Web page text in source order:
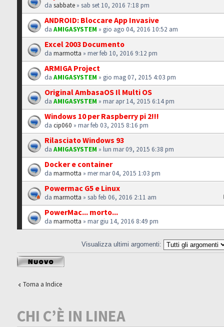
dasabbate » sab set 10, 2016 7:18 pm
ANDROID: Bloccare App Invasive
daAMIGASYSTEM » gio ago 04, 2016 10:52 am
Excel 2003 Documento
damarmotta » mer feb 10, 2016 9:12 pm
ARMIGA Project
daAMIGASYSTEM » gio mag 07, 2015 4:03 pm
Original AmbasaOS Il Multi OS
daAMIGASYSTEM » mar apr 14, 2015 6:14 pm
Windows 10 per Raspberry pi 2!!!
dacip060 » mar feb 03, 2015 8:16 pm
Rilasciato Windows 93
daAMIGASYSTEM » lun mar 09, 2015 6:38 pm
Docker e container
damarmotta » mer mar 04, 2015 1:03 pm
Powermac G5 e Linux
damarmotta » sab feb 06, 2016 2:11 am
PowerMac... morto...
damarmotta » mar giu 14, 2016 8:49 pm
Visualizza ultimi argomenti:
Scrivi un nuovo
argomento
Torna a Indice
CHI C’È IN LINEA